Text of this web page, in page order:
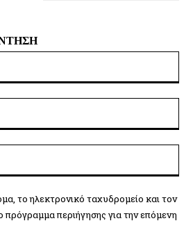
το ηλεκτρονικό ταχυδρομείο και τον
περιήγησης για την επόμενη